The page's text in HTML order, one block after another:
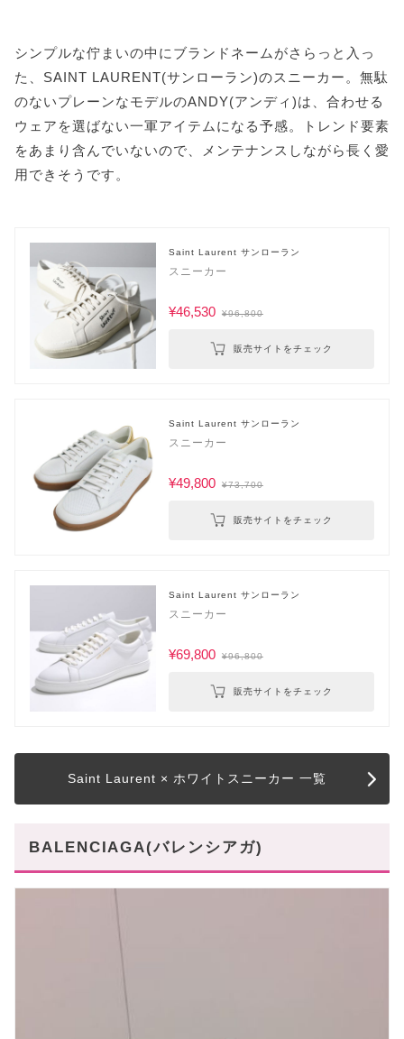
シンプルな佇まいの中にブランドネームがさらっと入っ
た、SAINT LAURENT(サンローラン)のスニーカー。無駄
のないプレーンなモデルのANDY(アンディ)は、合わせる
ウェアを選ばない一軍アイテムになる予感。トレンド要素
をあまり含んでいないので、メンテナンスしながら長く愛
用できそうです。
Saint Laurent サンローラン
スニーカー
¥46,530 ¥96,800
販売サイトをチェック
Saint Laurent サンローラン
スニーカー
¥49,800 ¥73,700
販売サイトをチェック
Saint Laurent サンローラン
スニーカー
¥69,800 ¥96,800
販売サイトをチェック
Saint Laurent × ホワイトスニーカー 一覧
BALENCIAGA(バレンシアガ)